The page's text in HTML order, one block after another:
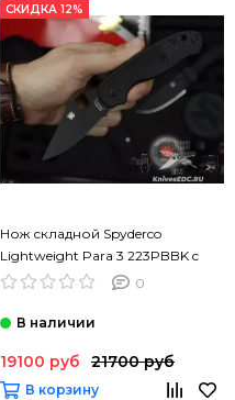
СКИДКА 12%
Нож складной Spyderco
Lightweight Para 3 223PBBK c
клинком из стали CTS-BD1,
0
19100 руб 21700 руб
В корзину